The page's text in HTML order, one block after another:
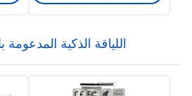
اللياقة الذكية المدعومة